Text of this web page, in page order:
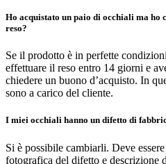
Ho acquistato un paio di occhiali ma ho
reso?
Se il prodotto è in perfette
effettuare il reso entro 14 giorni e
chiedere un buono d’acquisto. In
sono a carico del cliente.
I miei occhiali hanno un difetto di
Si è possibile cambiarli. Deve
fotografica del difetto e descrizione